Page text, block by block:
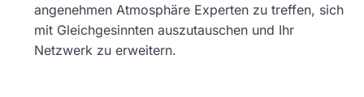
angenehmen Atmosphäre Experten zu treffen, sich
mit Gleichgesinnten auszutauschen und Ihr
Netzwerk zu erweitern.